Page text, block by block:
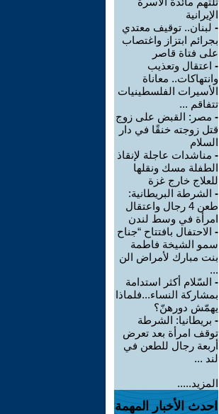
الإيرانية
- لبنان.. توقيف معتدي
بجرائم ابتزاز واغتصاب
على فتاة قاصر
- اعتقال وتعذيب
وانتهاكات.. معاناة
الأسيرات الفلسطينيات
تتفاقم ...
- مصر: القبض على زوج
قتل زوجته خنقًا في دار
السلام
- مناشدات عاجلة لإنقاذ
الطفلة مسك ونقلها
للعلاج خارج غزة
- الشرطة البريطانية:
طعن 4 رجال واعتقال
امرأة في وسط لندن
- الاحتفال بافتتاح “جناح
سمو الشيخة فاطمة
بنت مبارك لأمراض الن
...
- السّلام أكثر استدامة
بمشاركة النساء...فلماذا
يهمّش دورهنّ؟
- بريطانيا: الشرطة
توقف امرأة بعد تعرض
أربعة رجال للطعن في
لند ...
المزيد.....
احدث الأخبار المهمة